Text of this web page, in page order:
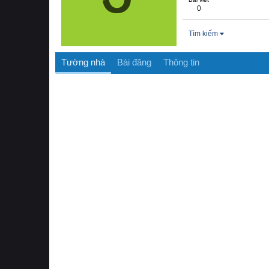
0
Tìm kiếm
Tường nhà Bài đăng Thông tin